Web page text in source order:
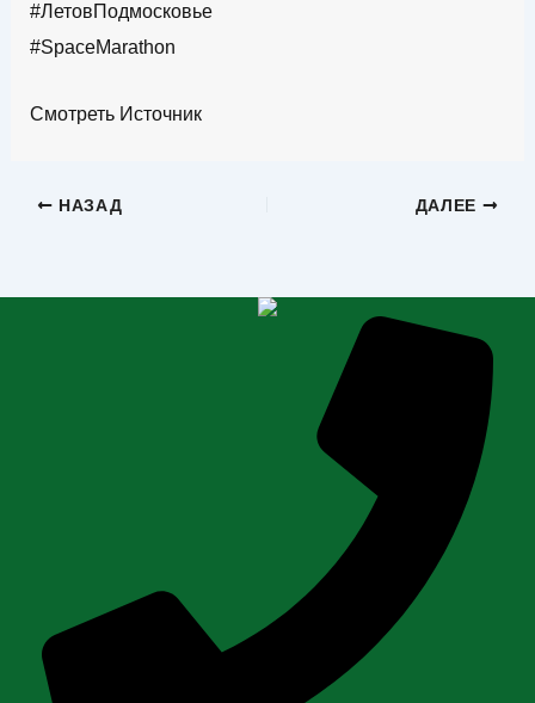
#ЛетовПодмосковье
#SpaceMarathon
Смотреть Источник
НАЗАД ДАЛЕЕ